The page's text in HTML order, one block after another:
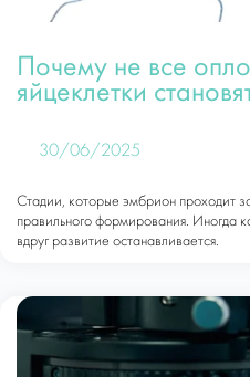
Почему не все
яйцеклетки
30/06/2025
Стадии, которые эмбрион проходит
правильного формирования. Иногда
вдруг развитие останавливается.